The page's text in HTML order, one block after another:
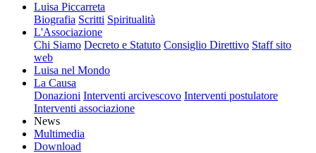
Luisa Piccarreta
Biografia Scritti Spiritualità
L'Associazione
Chi Siamo Decreto e Statuto Consiglio Direttivo Staff sito
web
Luisa nel Mondo
La Causa
Donazioni Interventi arcivescovo Interventi postulatore
Interventi associazione
News
Multimedia
Download